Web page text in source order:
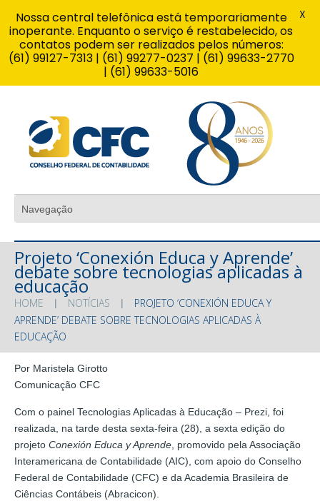
Projeto ‘Conexión Educa y Aprende’
debate sobre tecnologias aplicadas à
educação
HOME NOTÍCIAS
PROJETO ‘CONEXIÓN EDUCA Y
APRENDE’ DEBATE SOBRE TECNOLOGIAS APLICADAS À
EDUCAÇÃO
Por Maristela Girotto
Comunicação CFC
Com o painel Tecnologias Aplicadas à Educação – Prezi, foi
realizada, na tarde desta sexta-feira (28), a sexta edição do
projeto Conexión Educa y Aprende , promovido pela Associação
Interamericana de Contabilidade (AIC), com apoio do Conselho
Federal de Contabilidade (CFC) e da Academia Brasileira de
Ciências Contábeis (Abracicon).
Nossa central telefônica está temporariamente
inoperante. Enquanto o serviço é restabelecido, os
contatos podem ser realizados pelos números:
(61) 99127-7313 | (61) 99277-0237 | (61) 99633-2770
| (61) 99633-5016
X